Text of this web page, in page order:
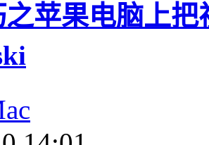
苹果电脑上